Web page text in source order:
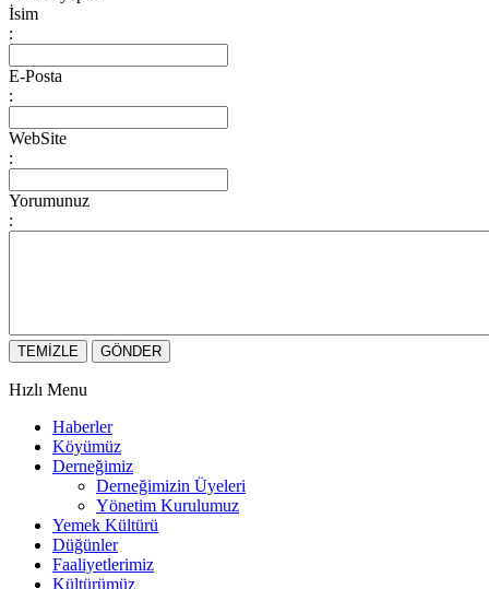
İsim
:
E-Posta
:
WebSite
:
Yorumunuz
:
Hızlı Menu
Haberler
Köyümüz
Derneğimiz
Derneğimizin Üyeleri
Yönetim Kurulumuz
Yemek Kültürü
Düğünler
Faaliyetlerimiz
Kültürümüz